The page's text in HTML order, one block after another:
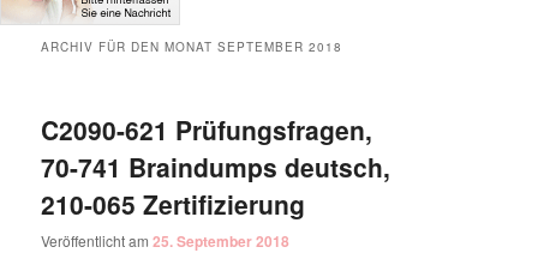
ARCHIV FÜR DEN MONATSEPTEMBER 2018
C2090-621 Prüfungsfragen,
70-741 Braindumps deutsch,
210-065 Zertifizierung
Veröffentlicht am25. September 2018